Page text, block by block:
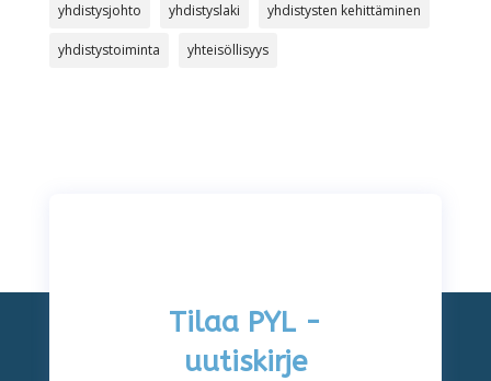
yhdistysjohto yhdistyslaki yhdistysten kehittäminen
yhdistystoiminta yhteisöllisyys
Tilaa PYL -
uutiskirje